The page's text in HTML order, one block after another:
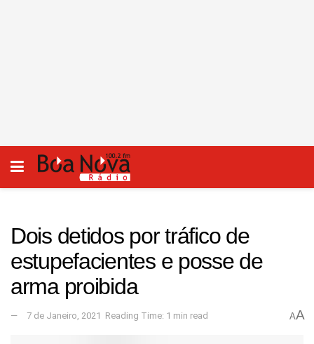
Dois detidos por tráfico de
estupefacientes e posse de
arma proibida
7 de Janeiro, 2021 Reading Time: 1 min read AA